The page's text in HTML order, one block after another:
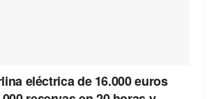
eléctrica de 16.000 euros